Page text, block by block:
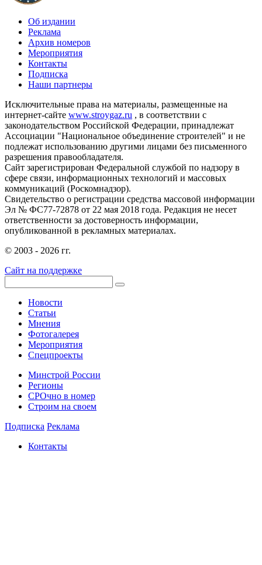
Об издании
Реклама
Архив номеров
Мероприятия
Контакты
Подписка
Наши партнеры
Исключительные права на материалы, размещенные на
интернет-сайте www.stroygaz.ru , в соответствии с
законодательством Российской Федерации, принадлежат
Ассоциации "Национальное объединение строителей" и не
подлежат использованию другими лицами без письменного
разрешения правообладателя.
Сайт зарегистрирован Федеральной службой по надзору в
сфере связи, информационных технологий и массовых
коммуникаций (Роскомнадзор).
Свидетельство о регистрации средства массовой информации
Эл № ФС77-72878 от 22 мая 2018 года. Редакция не несет
ответственности за достоверность информации,
опубликованной в рекламных материалах.
© 2003 - 2026 гг.
Сайт на поддержке
Новости
Статьи
Мнения
Фотогалерея
Мероприятия
Спецпроекты
Минстрой России
Регионы
СРОчно в номер
Строим на своем
Подписка Реклама
Контакты